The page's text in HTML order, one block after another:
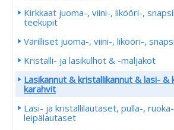
Kirkkaat juoma-, viini-, likööri-,
teekupit
Värilliset juoma-, viini-, likööri-,
Kristalli- ja lasikulhot & -maljakot
Lasikannut & kristallikannut & lasi-
karahvit
Lasi- ja kristallilautaset, pulla-,
leipälautaset